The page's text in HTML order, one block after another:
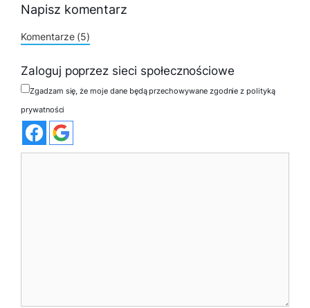
Napisz komentarz
Komentarze (5)
Zaloguj poprzez sieci społecznościowe
Zgadzam się, że moje dane będą przechowywane zgodnie z polityką
prywatności